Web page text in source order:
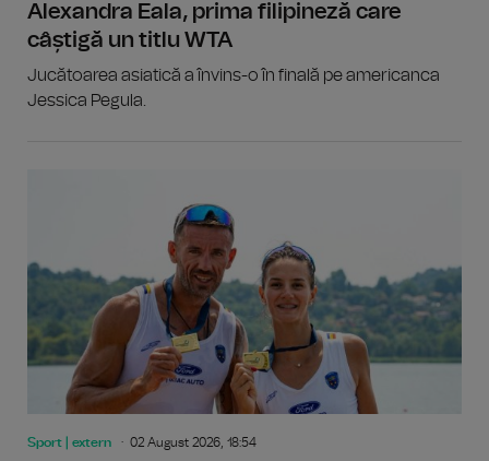
Alexandra Eala, prima filipineză care
câștigă un titlu WTA
Jucătoarea asiatică a învins-o în finală pe americanca
Jessica Pegula.
Sport | extern 02 August 2026, 18:54